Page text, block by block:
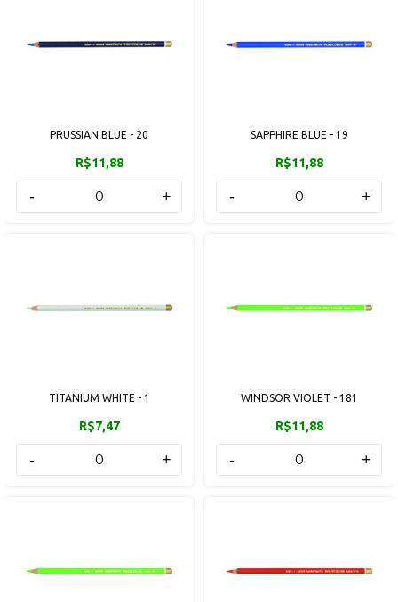
PRUSSIAN BLUE - 20
R$11,88
- +
SAPPHIRE BLUE - 19
R$11,88
- +
TITANIUM WHITE - 1
R$7,47
- +
WINDSOR VIOLET - 181
R$11,88
- +